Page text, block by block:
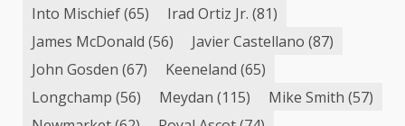
Into Mischief(65) Irad Ortiz Jr. (81)
James McDonald (56) Javier Castellano (87)
John Gosden (67) Keeneland (65)
Longchamp (56) Meydan (115) Mike Smith (57)